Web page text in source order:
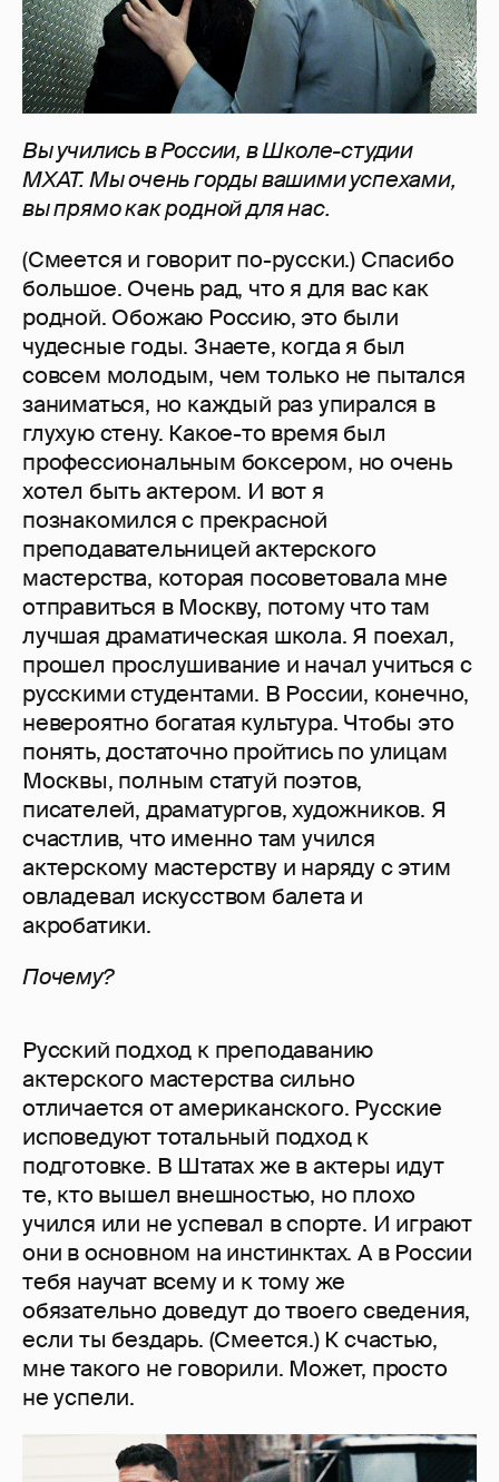
Вы учились в России, в Школе-студии
МХАТ. Мы очень горды вашими успехами,
вы прямо как родной для нас.
(Смеется и говорит по-русски.) Спасибо
большое. Очень рад, что я для вас как
родной. Обожаю Россию, это были
чудесные годы. Знаете, когда я был
совсем молодым, чем только не пытался
заниматься, но каждый раз упирался в
глухую стену. Какое-то время был
профессиональным боксером, но очень
хотел быть актером. И вот я
познакомился с прекрасной
преподавательницей актерского
мастерства, которая посоветовала мне
отправиться в Москву, потому что там
лучшая драматическая школа. Я поехал,
прошел прослушивание и начал учиться с
русскими студентами. В России, конечно,
невероятно богатая культура. Чтобы это
понять, достаточно пройтись по улицам
Москвы, полным статуй поэтов,
писателей, драматургов, художников. Я
счастлив, что именно там учился
актерскому мастерству и наряду с этим
овладевал искусством балета и
акробатики.
Почему?
Русский подход к преподаванию
актерского мастерства сильно
отличается от американского. Русские
исповедуют тотальный подход к
подготовке. В Штатах же в актеры идут
те, кто вышел внешностью, но плохо
учился или не успевал в спорте. И играют
они в основном на инстинктах. А в России
тебя научат всему и к тому же
обязательно доведут до твоего сведения,
если ты бездарь. (Смеется.) К счастью,
мне такого не говорили. Может, просто
не успели.